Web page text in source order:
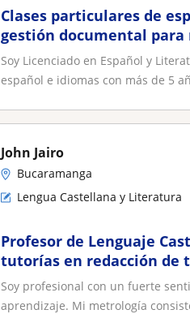
Clases particulares de
gestión documental para
Soy Licenciado en Español y
español e idiomas con más de 5
John Jairo
Bucaramanga
Lengua Castellana y Literatura
Profesor de Lenguaje
tutorías en redacción de
la ciudad de
el lugar de residencia
Soy profesional con un fuerte
aprendizaje. Mi metrología